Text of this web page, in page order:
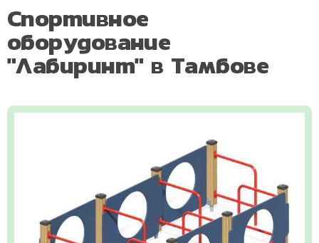
Спортивное
оборудование
"Лабиринт" в Тамбове